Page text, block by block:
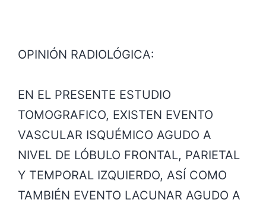
OPINIÓN RADIOLÓGICA:
EN EL PRESENTE ESTUDIO
TOMOGRAFICO, EXISTEN EVENTO
VASCULAR ISQUÉMICO AGUDO A
NIVEL DE LÓBULO FRONTAL, PARIETAL
Y TEMPORAL IZQUIERDO, ASÍ COMO
TAMBIÉN EVENTO LACUNAR AGUDO A